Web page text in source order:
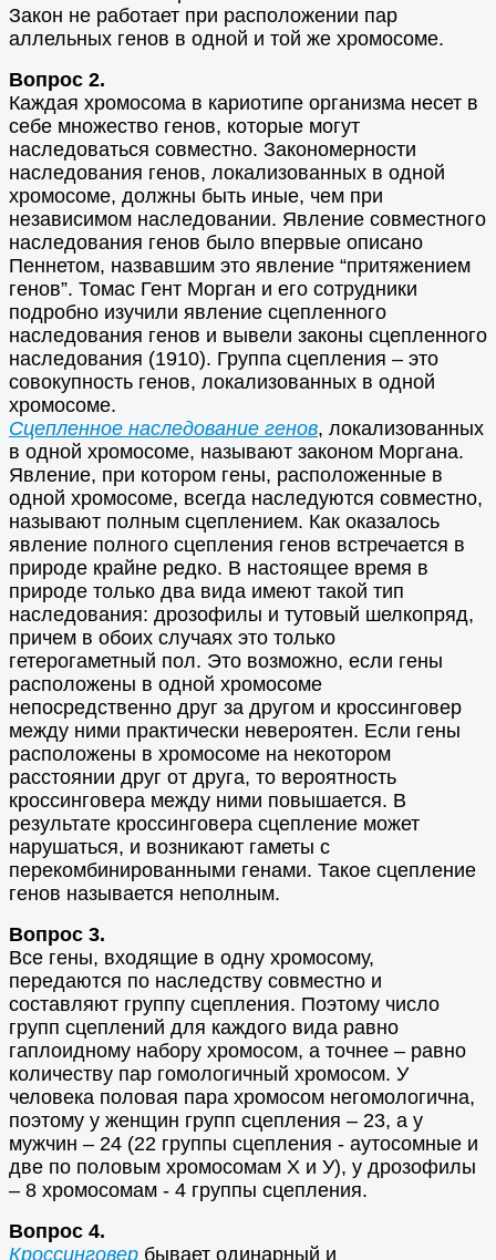
Закон не работает при расположении пар
аллельных генов в одной и той же хромосоме.
Вопрос 2.
Каждая хромосома в кариотипе организма несет в
себе множество генов, которые могут
наследоваться совместно. Закономерности
наследования генов, локализованных в одной
хромосоме, должны быть иные, чем при
независимом наследовании. Явление совместного
наследования генов было впервые описано
Пеннетом, назвавшим это явление “притяжением
генов”. Томас Гент Морган и его сотрудники
подробно изучили явление сцепленного
наследования генов и вывели законы сцепленного
наследования (1910). Группа сцепления – это
совокупность генов, локализованных в одной
хромосоме.
Сцепленное наследование генов, локализованных
в одной хромосоме, называют законом Моргана.
Явление, при котором гены, расположенные в
одной хромосоме, всегда наследуются совместно,
называют полным сцеплением. Как оказалось
явление полного сцепления генов встречается в
природе крайне редко. В настоящее время в
природе только два вида имеют такой тип
наследования: дрозофилы и тутовый шелкопряд,
причем в обоих случаях это только
гетерогаметный пол. Это возможно, если гены
расположены в одной хромосоме
непосредственно друг за другом и кроссинговер
между ними практически невероятен. Если гены
расположены в хромосоме на некотором
расстоянии друг от друга, то вероятность
кроссинговера между ними повышается. В
результате кроссинговера сцепление может
нарушаться, и возникают гаметы с
перекомбинированными генами. Такое сцепление
генов называется неполным.
Вопрос 3.
Все гены, входящие в одну хромосому,
передаются по наследству совместно и
составляют группу сцепления. Поэтому число
групп сцеплений для каждого вида равно
гаплоидному набору хромосом, а точнее – равно
количеству пар гомологичный хромосом. У
человека половая пара хромосом негомологична,
поэтому у женщин групп сцепления – 23, а у
мужчин – 24 (22 группы сцепления - аутосомные и
две по половым хромосомам Х и У), у дрозофилы
– 8 хромосомам - 4 группы сцепления.
Вопрос 4.
Кроссинговер бывает одинарный и